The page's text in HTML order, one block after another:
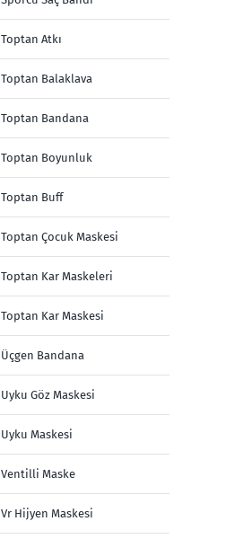
Toptan Atkı
Toptan Balaklava
Toptan Bandana
Toptan Boyunluk
Toptan Buff
Toptan Çocuk Maskesi
Toptan Kar Maskeleri
Toptan Kar Maskesi
Üçgen Bandana
Uyku Göz Maskesi
Uyku Maskesi
Ventilli Maske
Vr Hijyen Maskesi